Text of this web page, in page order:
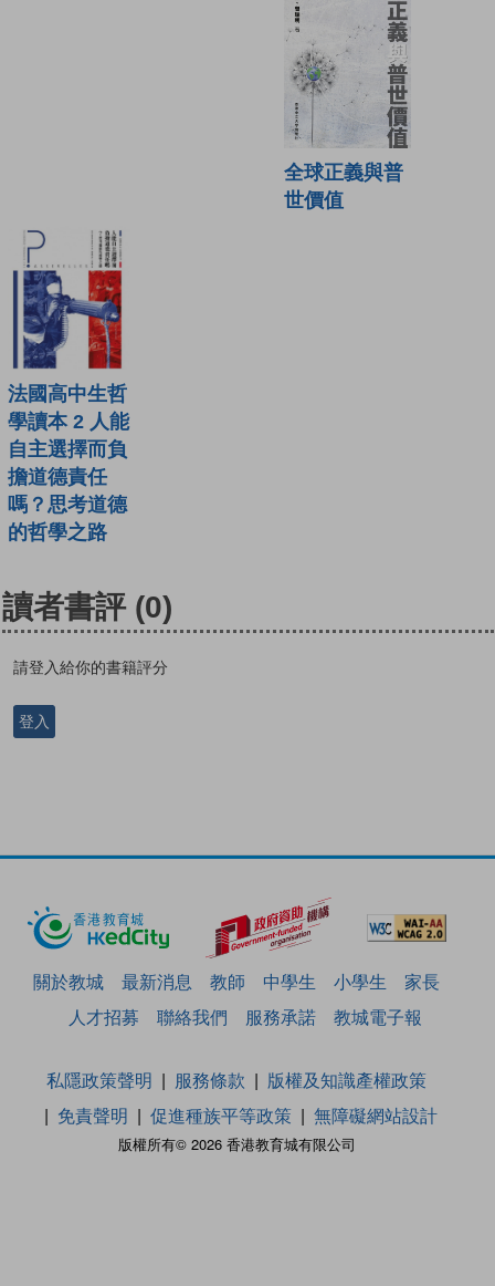
全球正義與普
世價值
法國高中生哲
學讀本 2 人能
自主選擇而負
擔道德責任
嗎？思考道德
的哲學之路
讀者書評 (0)
請登入給你的書籍評分
登入
關於教城 最新消息 教師 中學生 小學生
家長
人才招募
聯絡我們 服務承諾 教城電子報
版權所有© 2026 香港教育城有限公司
私隱政策聲明 服務條款
版權及知識產權政策
免責聲明
促進種族平等政策 無障礙網站設計